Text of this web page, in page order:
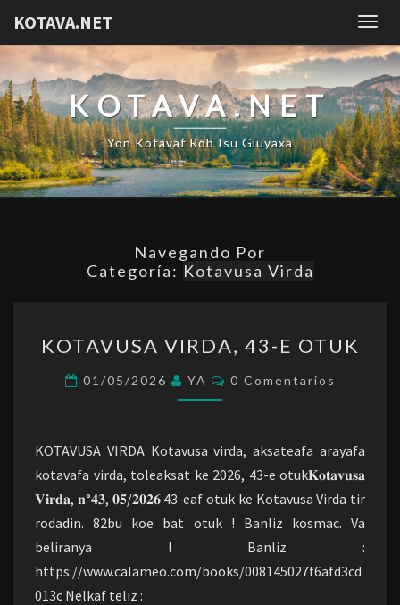
KOTAVA.NET
KOTAVA.NET
Yon Kotavaf Rob Isu Gluyaxa
Navegando Por
Categoría: Kotavusa Virda
VIRDA,
43-
E
KOTAVUSA VIRDA, 43-E OTUK
01/05/2026 YA Comentarios
0 Comentarios
KOTAVUSA VIRDA Kotavusa virda, aksateafa arayafa
kotavafa virda, toleaksat ke 2026, 43-e otuk𝐊𝐨𝐭𝐚𝐯𝐮𝐬𝐚
𝐕𝐢𝐫𝐝𝐚, 𝐧°𝟒𝟑, 𝟎𝟓/𝟐𝟎𝟐𝟔 43-eaf otuk ke Kotavusa Virda tir
rodadin. 82bu koe bat otuk ! Banliz kosmac. Va
beliranya ! Banliz :
https://www.calameo.com/books/008145027f6afd3cd
013c Nelkaf teliz :